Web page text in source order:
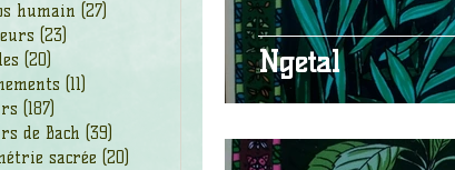
humain (27)
(23)
(20)
(11)
(187)
de Bach (39)
sacrée (20)
Ngetal